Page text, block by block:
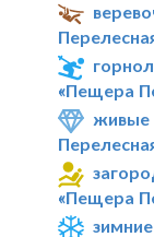
«Пещера
живые
«Пещера